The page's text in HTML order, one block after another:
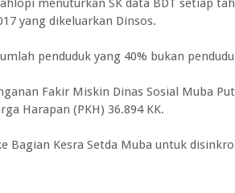
menuturkan SK data BDT setiap
yang dikeluarkan Dinsos.
penduduk yang 40% bukan
Fakir Miskin Dinas Sosial Muba
Harapan (PKH) 36.894 KK.
Bagian Kesra Setda Muba untuk